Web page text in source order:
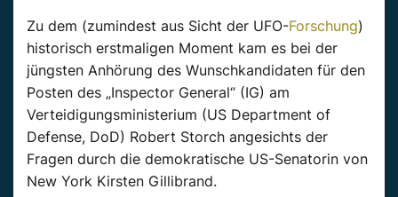
Zu dem (zumindest aus Sicht der UFO-Forschung)
historisch erstmaligen Moment kam es bei der
jüngsten Anhörung des Wunschkandidaten für den
Posten des „Inspector General“ (IG) am
Verteidigungsministerium (US Department of
Defense, DoD) Robert Storch angesichts der
Fragen durch die demokratische US-Senatorin von
New York Kirsten Gillibrand.